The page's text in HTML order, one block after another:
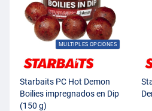
MULTIPLES OPCIONES
Starbaits PC Hot Demon
Boilies impregnados en Dip
(150 g)